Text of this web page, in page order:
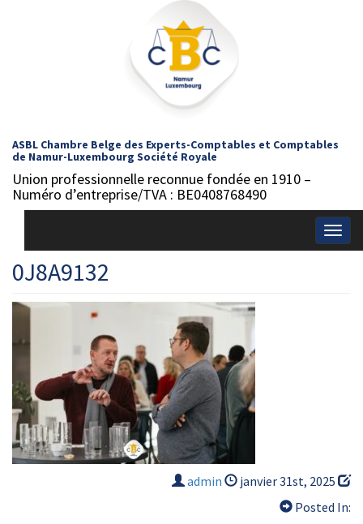
ASBL Chambre Belge des Experts-Comptables et Comptables
de Namur-Luxembourg Société Royale
Union professionnelle reconnue fondée en 1910 –
Numéro d’entreprise/TVA : BE0408768490
0J8A9132
admin
janvier 31st, 2025
Posted In: